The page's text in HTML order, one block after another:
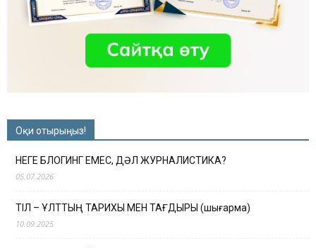
Оқи отырыңыз!
НЕГЕ БЛОГИНГ ЕМЕС, ДӘЛ ЖУРНАЛИСТИКА?
05.07.2026
ТІЛ – ҰЛТТЫҢ ТАРИХЫ МЕН ТАҒДЫРЫ (шығарма)
10.09.2025